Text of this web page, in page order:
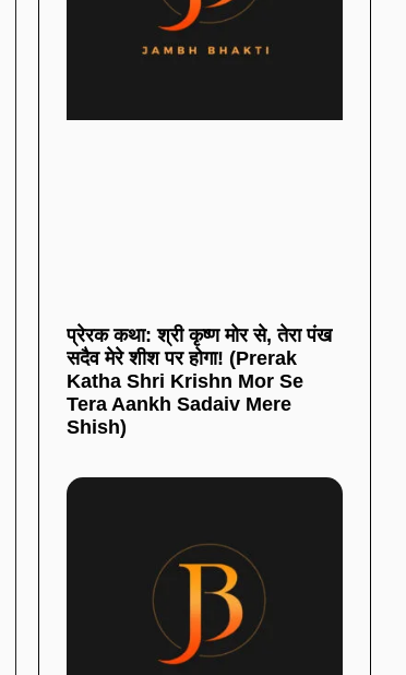
प्रेरक कथा: श्री कृष्ण मोर से, तेरा पंख
सदैव मेरे शीश पर होगा! (Prerak
Katha Shri Krishn Mor Se
Tera Aankh Sadaiv Mere
Shish)